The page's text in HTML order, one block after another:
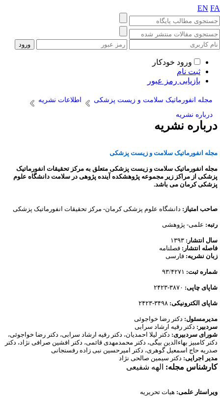
EN
ورود خودکار
ثبت نام
بازیابی رمز عبور
مجله انفورماتیک سلامت و زیست پزشکی
اطلاعات نشریه
درباره نشریه
نشریه
انفورماتیک سلامت و زیست پزشکی
انفورماتیک سلامت و زیست پزشکی متعلق به مرکز تحقیقات انفورماتیک
از مراکز زیر مجموعه پژوهشکده آینده پژوهی در سلامت دانشگاه علوم
کرمان می باشد.
امتیاز:دانشگاه علوم پزشکی کرمان- مرکز تحقیقات انفورماتیک پزشکی
علمی- پژوهشی
انتشار:۱۳۹۳
انتشار:فصلنامه
نشریه:فارسی
ثبت:۹۳/۴۲۷۱
چاپی:۳۸۷۰-۲۴۲۳
الکترونیکی:۳۴۹۸-۲۴۲۳
دکتر رضا خواجوئی
دکتر رقیه ارشاد سرابی
سردبیری:دکتر لیلا احمدیان، دکتر رقیه ارشاد سرابی، دکتر رضا خواجوئی،
کامبیز بهاءالدین بیگی، دکتر محمدمهدی قائمی، دکتر افشین صرافی نژاد، دکتر
حاج اسمعیل گوهری، دکتر امیرحسین نبی زاده رفسنجانی
اجرایی:دکتر سیمین صالحی نژاد
مجله:الهه شفیعی
علمی:هیات تحریریه